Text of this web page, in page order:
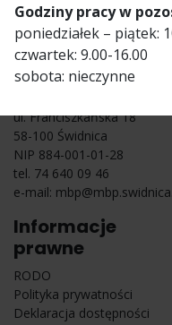
Godziny pracy w
poniedziałek – piątek:
czwartek: 9.00-16.00
sobota: nieczynne
Miejska
im. C. K. Norwida
ul. Franciszkańska 18
58-100 Świdnica
NIP 884-001-01-28
tel. 74 640 09 46
e-mail:
Informacje
prawne
RODO
Polityka prywatności
Deklaracja dostępności